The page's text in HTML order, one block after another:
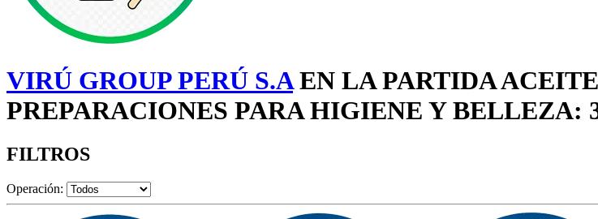
VIRÚ GROUP PERÚ S.AEN LA PARTIDA
PREPARACIONES PARA HIGIENE Y BELLEZA:
FILTROS
Operación: